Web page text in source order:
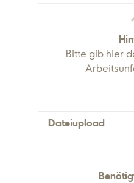
Bitte gib hier
Dateiupload